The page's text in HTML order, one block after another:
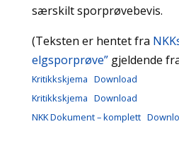
særskilt sporprøvebevis.
(Teksten er hentet fra
elgsporprøve”gjeldende
Kritikkskjema Download
Kritikkskjema Download
NKK Dokument – komplett